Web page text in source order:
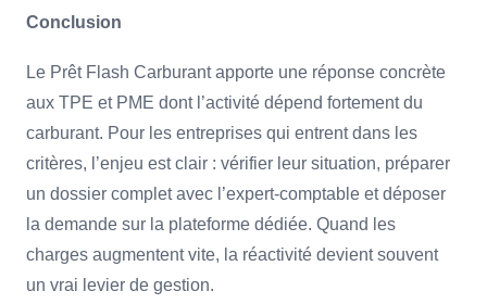
Conclusion
Le Prêt Flash Carburant apporte une réponse concrète
aux TPE et PME dont l’activité dépend fortement du
carburant. Pour les entreprises qui entrent dans les
critères, l’enjeu est clair : vérifier leur situation, préparer
un dossier complet avec l’expert-comptable et déposer
la demande sur la plateforme dédiée. Quand les
charges augmentent vite, la réactivité devient souvent
un vrai levier de gestion.